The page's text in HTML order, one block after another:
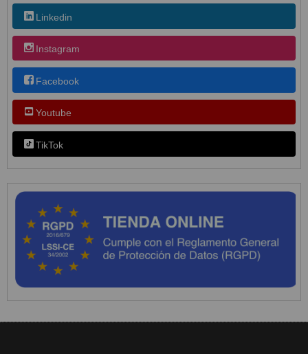
Linkedin
Instagram
Facebook
Youtube
TikTok